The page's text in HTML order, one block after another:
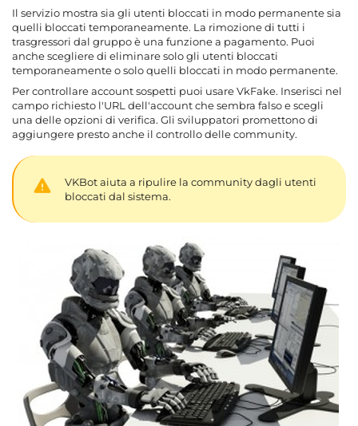
Il servizio mostra sia gli utenti bloccati in modo permanente sia
quelli bloccati temporaneamente. La rimozione di tutti i
trasgressori dal gruppo è una funzione a pagamento. Puoi
anche scegliere di eliminare solo gli utenti bloccati
temporaneamente o solo quelli bloccati in modo permanente.
Per controllare account sospetti puoi usare VkFake. Inserisci nel
campo richiesto l'URL dell'account che sembra falso e scegli
una delle opzioni di verifica. Gli sviluppatori promettono di
aggiungere presto anche il controllo delle community.
VKBot aiuta a ripulire la community dagli utenti
bloccati dal sistema.